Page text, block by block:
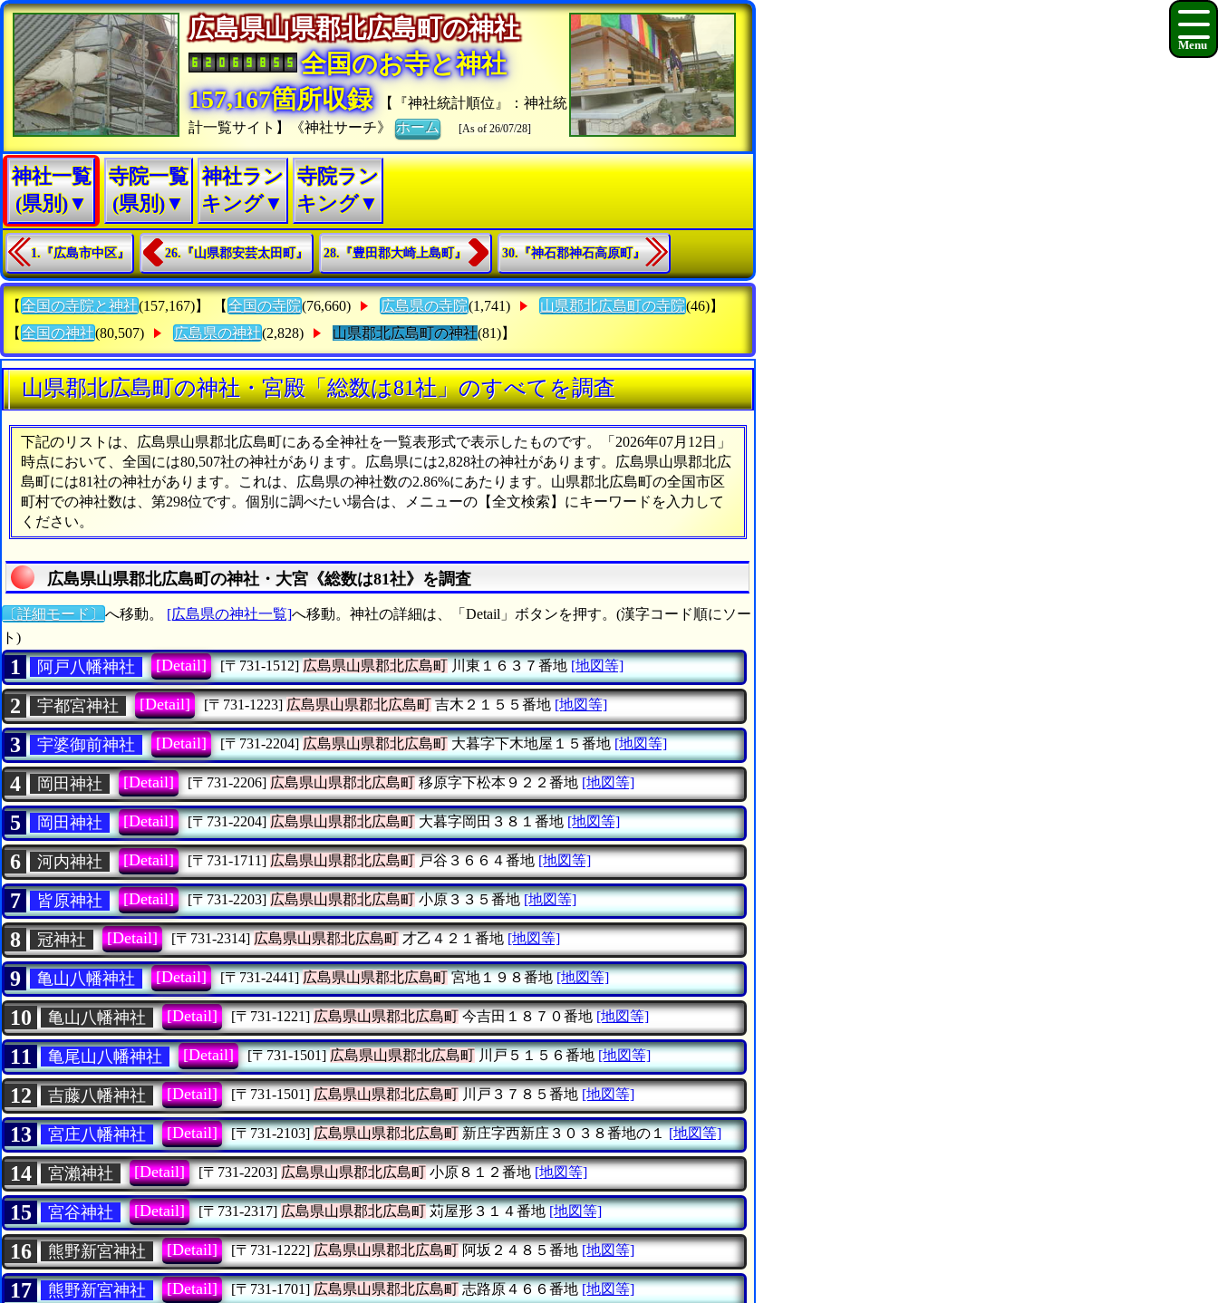
広島県山県郡北広島町の神社
全国のお寺と神社
157,167箇所収録
【『神社統計順位』：神社統
計一覧サイト】《神社サーチ》ホーム [As of 26/07/28]
神社一覧
(県別)▼
寺院一覧
(県別)▼
神社ラン
キング▼
寺院ラン
キング▼
1.『広島市中区』 26.『山県郡安芸太田町』 28.『豊田郡大崎上島町』 30.『神石郡神石高原町』
【 全国の寺院と神社(157,167)】 【 全国の寺院(76,660) 広島県の寺院(1,741) 山県郡北広島町の寺院(46)】
【 全国の神社(80,507) 広島県の神社(2,828) 山県郡北広島町の神社(81)】
山県郡北広島町の神社・宮殿「総数は81社」のすべてを調査
下記のリストは、広島県山県郡北広島町にある全神社を一覧表形式で表示したものです。「2026年07月12日」
時点において、全国には80,507社の神社があります。広島県には2,828社の神社があります。広島県山県郡北広
島町には81社の神社があります。これは、広島県の神社数の2.86%にあたります。山県郡北広島町の全国市区
町村での神社数は、第298位です。個別に調べたい場合は、メニューの【全文検索】にキーワードを入力して
ください。
広島県山県郡北広島町の神社・大宮《総数は81社》を調査
〔詳細モード〕 へ移動。 [広島県の神社一覧]へ移動。神社の詳細は、「Detail」ボタンを押す。(漢字コード順にソー
ト)
1 阿戸八幡神社 [Detail] [〒731-1512] 広島県山県郡北広島町川東１６３７番地 [地図等]
2 宇都宮神社 [Detail] [〒731-1223] 広島県山県郡北広島町吉木２１５５番地 [地図等]
3 宇婆御前神社 [Detail] [〒731-2204] 広島県山県郡北広島町大暮字下木地屋１５番地 [地図等]
4 岡田神社 [Detail] [〒731-2206] 広島県山県郡北広島町移原字下松本９２２番地 [地図等]
5 岡田神社 [Detail] [〒731-2204] 広島県山県郡北広島町大暮字岡田３８１番地 [地図等]
6 河内神社 [Detail] [〒731-1711] 広島県山県郡北広島町戸谷３６６４番地 [地図等]
7 皆原神社 [Detail] [〒731-2203] 広島県山県郡北広島町小原３３５番地 [地図等]
8 冠神社 [Detail] [〒731-2314] 広島県山県郡北広島町才乙４２１番地 [地図等]
9 亀山八幡神社 [Detail] [〒731-2441] 広島県山県郡北広島町宮地１９８番地 [地図等]
10 亀山八幡神社 [Detail] [〒731-1221] 広島県山県郡北広島町今吉田１８７０番地 [地図等]
11 亀尾山八幡神社 [Detail] [〒731-1501] 広島県山県郡北広島町川戸５１５６番地 [地図等]
12 吉藤八幡神社 [Detail] [〒731-1501] 広島県山県郡北広島町川戸３７８５番地 [地図等]
13 宮庄八幡神社 [Detail] [〒731-2103] 広島県山県郡北広島町新庄字西新庄３０３８番地の１ [地図等]
14 宮瀨神社 [Detail] [〒731-2203] 広島県山県郡北広島町小原８１２番地 [地図等]
15 宮谷神社 [Detail] [〒731-2317] 広島県山県郡北広島町苅屋形３１４番地 [地図等]
16 熊野新宮神社 [Detail] [〒731-1222] 広島県山県郡北広島町阿坂２４８５番地 [地図等]
17 熊野新宮神社 [Detail] [〒731-1701] 広島県山県郡北広島町志路原４６６番地 [地図等]